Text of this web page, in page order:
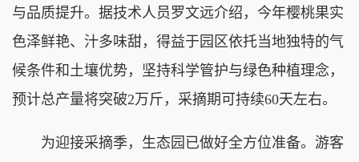
与品质提升。据技术人员罗文远介绍，今年樱桃果实
色泽鲜艳、汁多味甜，得益于园区依托当地独特的气
候条件和土壤优势，坚持科学管护与绿色种植理念，
预计总产量将突破2万斤，采摘期可持续60天左右。
为迎接采摘季，生态园已做好全方位准备。游客